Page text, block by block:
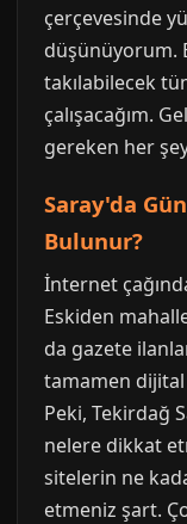
çerçevesinde
düşünüyorum.
takılabilecek
çalışacağım.
gereken her
Saray'da
Bulunur?
İnternet
Eskiden
da gazete
tamamen
Peki, Tekirdağ
nelere dikkat
sitelerin ne
etmeniz şart.